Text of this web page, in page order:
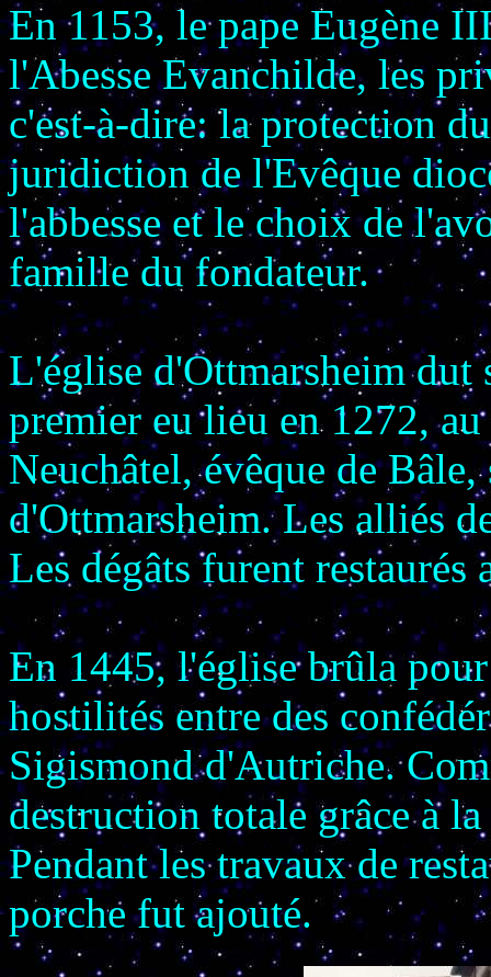
En 1153, le pape Eugène
l'Abesse Evanchilde, les
c'est-à-dire: la protection
juridiction de l'Evêque
l'abbesse et le choix de
famille du fondateur.
L'église d'Ottmarsheim dut
premier eu lieu en 1272,
Neuchâtel, évêque de
d'Ottmarsheim. Les alliés
Les dégâts furent
En 1445, l'église brûla
hostilités entre des
Sigismond d'Autriche.
destruction totale grâce à
Pendant les travaux de
porche fut ajouté.